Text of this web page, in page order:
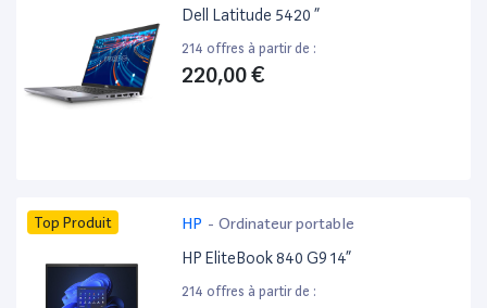
Dell Latitude 5420 ”
214 offres à partir de :
220,00 €
Top Produit HP - Ordinateur portable
HP EliteBook 840 G9 14”
214 offres à partir de :